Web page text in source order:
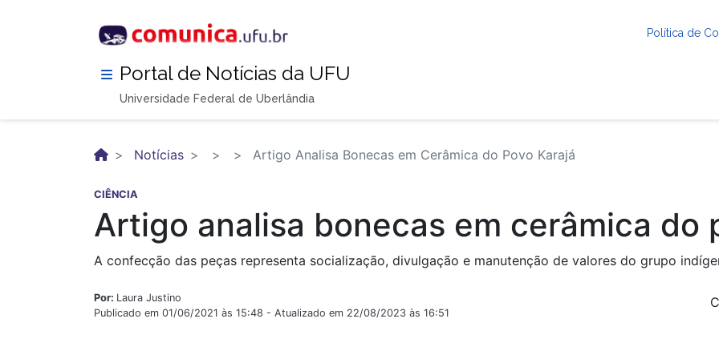
Política de
Portal de Notícias da UFU
Universidade Federal de Uberlândia
Notícias Artigo Analisa Bonecas em Cerâmica do Povo Karajá
CIÊNCIA
Artigo analisa bonecas em cerâmica do
A confecção das peças representa socialização, divulgação e manutenção de valores do grupo
Por: Laura Justino
Publicado em 01/06/2021 às 15:48 - Atualizado em 22/08/2023 às 16:51